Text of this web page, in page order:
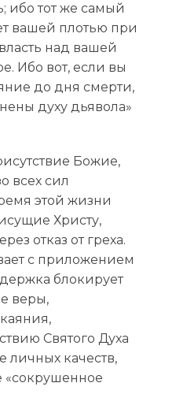
ибо тот же самый
вашей плотью при
над вашей
Ибо вот, если вы
до дня смерти,
духу дьявола»
Божие,
всех сил
этой жизни
Христу,
отказ от греха.
с приложением
блокирует
веры,
Святого Духа
личных качеств,
«сокрушенное